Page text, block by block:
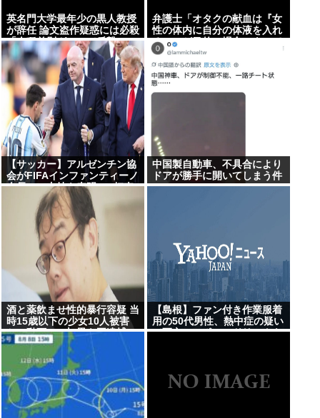
英名門大学最年少の黒人教授
が辞任 論文盗作疑惑には必殺
「人種差別ガー」で反撃
弁護士「オタクの献血は『女
性の体内に自分の体液を入れ
る』のが目的。場合によって
は不同意性交罪に当たる」
【サッカー】アルゼンチン協
会がFIFAインファンティーノ
会長への支持を表明 “W杯売
却計画”にも言及 「過ちを認
めたことは特筆すべき」
中国製自動車、不具合により
ドアが勝手に開いてしまう件
酒と薬飲ませ性的暴行容疑 当
時15歳以下の少女10人被害
か、動画770本 男を再逮捕
【島根】ファン付き作業服着
用の50代男性、熱中症の疑い
で死亡…スポーツドリンクも